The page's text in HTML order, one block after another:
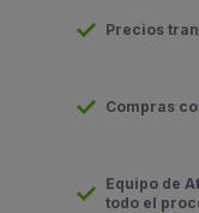
Precios
Compras
Equipo de
todo el